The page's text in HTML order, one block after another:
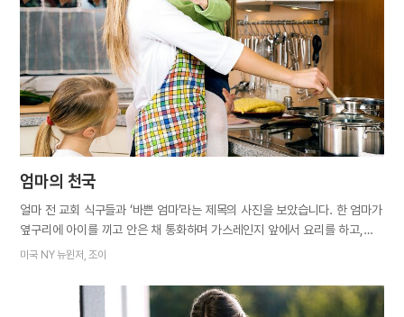
꼭 연필 같다. 제 몸을 깎아 종이 위에 글자로 내어주고 자신은 점점 짧아져
몽당연필이 되는 것처럼, 나에게 좋은 것만을 주기 위해 애쓰는 엄마의 삶은
자신을 깎아내는 고난의 연속이었다. 그 수고를 자녀들이 알아주지 않아도
엄마는 전혀 개의치 않았다. 그래서인지 이따금 연필을 깎을 때면 나를…
엄마의 천국
얼마 전 교회 식구들과 ‘바쁜 엄마’라는 제목의 사진을 보았습니다. 한 엄마가
옆구리에 아이를 끼고 안은 채 통화하며 가스레인지 앞에서 요리를 하고,
안겨 있는 아이는 엄마의 귀와 어깨 사이에 끼워져 있는 전화기를 잡으려
사진 속의 엄마는 많은 일로 고달파 보이지만 최선을 다해 모든 일을 해내고
있었습니다. 여러 형제자매가 사진 속의 엄마에게서 다소 압박감이
미국 NY 뉴윈저, 조이